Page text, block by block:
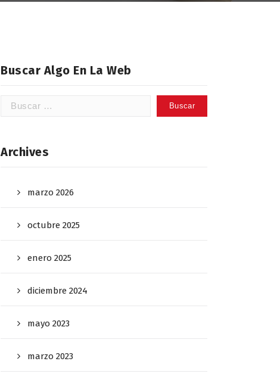
Buscar Algo En La Web
Buscar:
Archives
marzo 2026
octubre 2025
enero 2025
diciembre 2024
mayo 2023
marzo 2023